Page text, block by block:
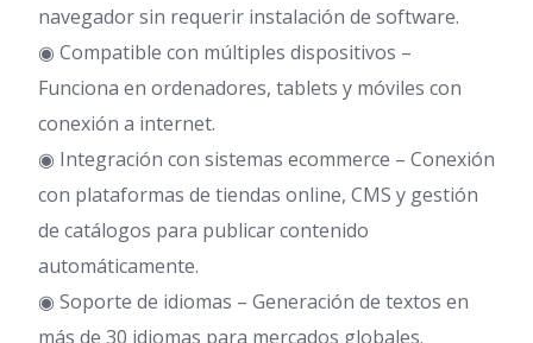
navegador sin requerir instalación de software.
◉ Compatible con múltiples dispositivos –
Funciona en ordenadores, tablets y móviles con
conexión a internet.
◉ Integración con sistemas ecommerce – Conexión
con plataformas de tiendas online, CMS y gestión
de catálogos para publicar contenido
automáticamente.
◉ Soporte de idiomas – Generación de textos en
más de 30 idiomas para mercados globales.